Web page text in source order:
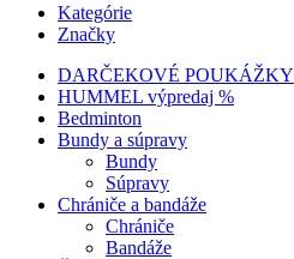
Kategórie
Značky
DARČEKOVÉ POUKÁŽKY
HUMMEL výpredaj %
Bedminton
Bundy a súpravy
Bundy
Súpravy
Chrániče a bandáže
Chrániče
Bandáže